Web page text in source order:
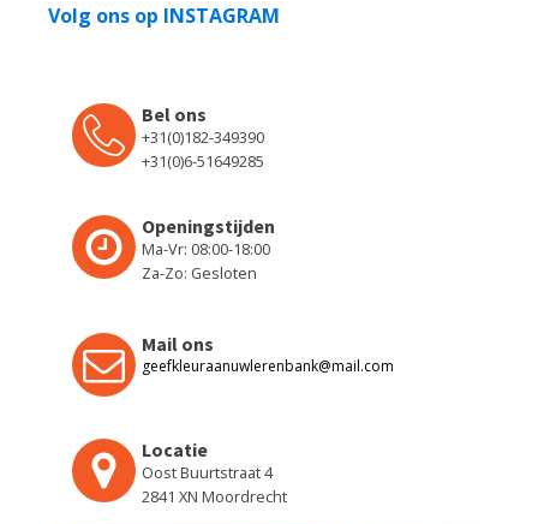
Volg ons op INSTAGRAM
Bel ons
+31(0)182-349390
+31(0)6-51649285
Openingstijden
Ma-Vr: 08:00-18:00
Za-Zo: Gesloten
Mail ons
geefkleuraanuwlerenbank@mail.com
Locatie
Oost Buurtstraat 4
2841 XN Moordrecht